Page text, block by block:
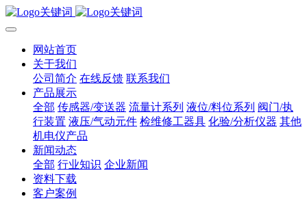
网站首页
关于我们
公司简介 在线反馈 联系我们
产品展示
全部 传感器/变送器 流量计系列 液位/料位系列 阀门/执
行装置 液压/气动元件 检维修工器具 化验/分析仪器 其他
机电仪产品
新闻动态
全部 行业知识 企业新闻
资料下载
客户案例